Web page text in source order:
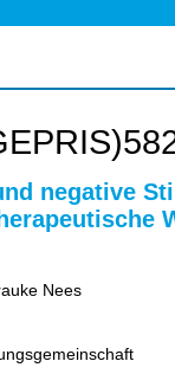
negative
Nees